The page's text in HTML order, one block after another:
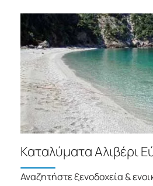
Καταλύματα Αλιβέρι
Αναζητήστε ξενοδοχεία &